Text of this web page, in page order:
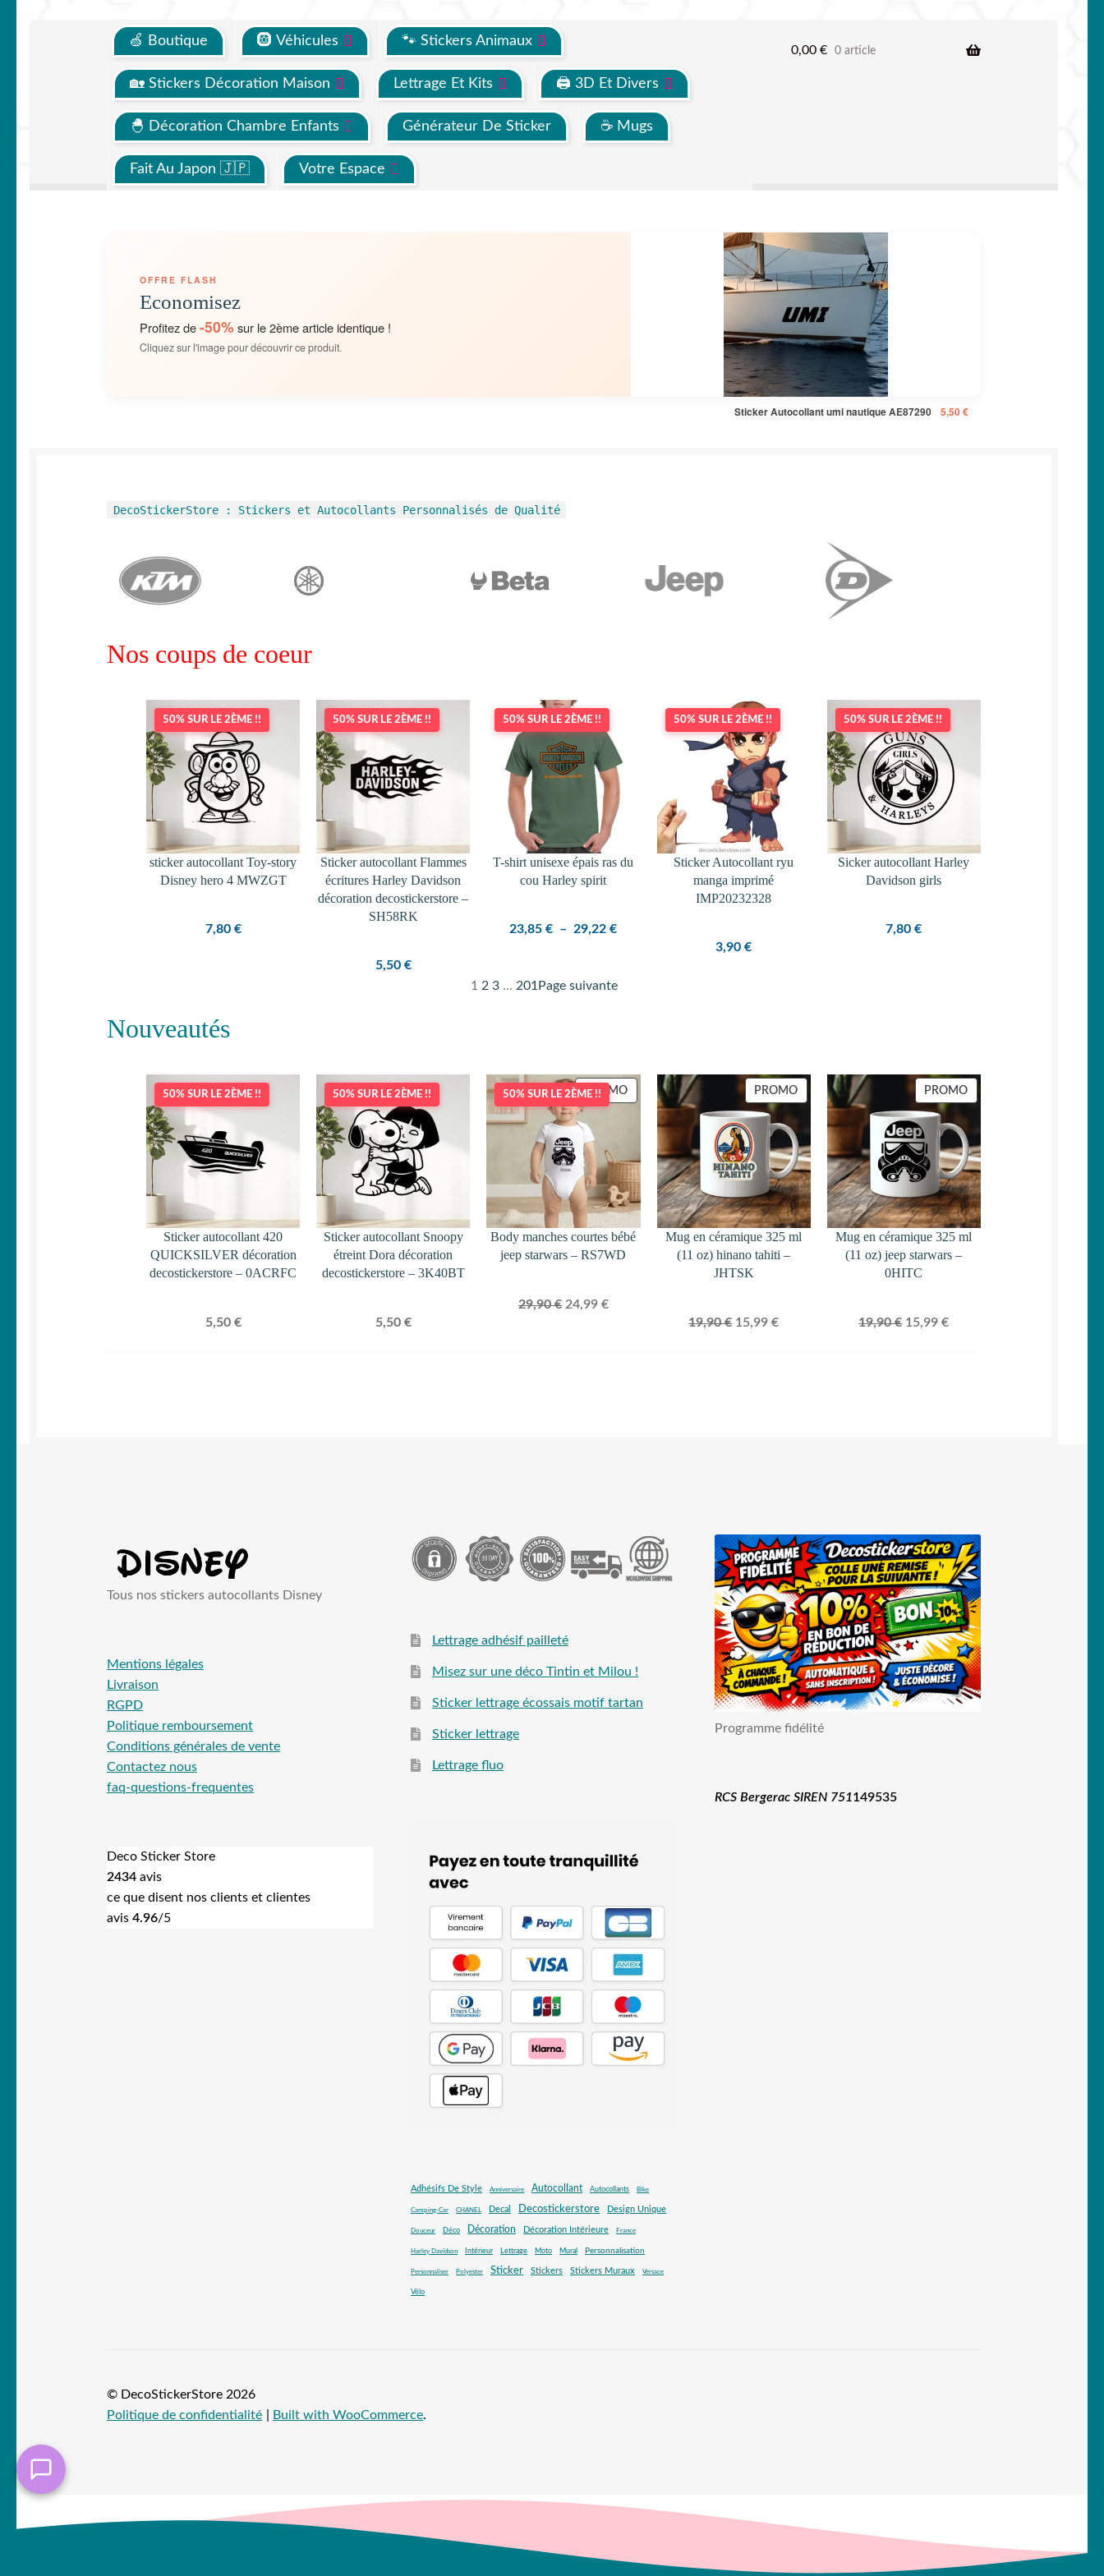
🍏 Boutique 🛞 Véhicules 🐾 Stickers Animaux
🏡 Stickers Décoration Maison Lettrage Et Kits 🖨 3D Et Divers
🐣 Décoration Chambre Enfants Générateur De Sticker ☕ Mugs
Fait Au Japon 🇯🇵 Votre Espace
0,00 € 0 article
OFFRE FLASH
Economisez
Profitez de-50%sur le 2ème article identique !
Cliquez sur l'image pour découvrir ce produit.
Sticker Autocollant umi nautique AE87290 5,50 €
DecoStickerStore : Stickers et Autocollants Personnalisés de Qualité
Nos coups de coeur
50% SUR LE 2ÈME !!
sticker autocollant Toy-story
Disney hero 4 MWZGT
7,80 €
50% SUR LE 2ÈME !!
Sticker autocollant Flammes
écritures Harley Davidson
décoration decostickerstore –
SH58RK
5,50 €
50% SUR LE 2ÈME !!
T-shirt unisexe épais ras du
cou Harley spirit
23,85€ – 29,22€Plage
23,85 €
50% SUR LE 2ÈME !!
Sticker Autocollant ryu
manga imprimé
IMP20232328
3,90€
50% SUR LE 2ÈME !!
Sicker autocollant Harley
Davidson girls
7,80€
1 2 3 … 201Page suivante
Nouveautés
50% SUR LE 2ÈME !!
Sticker autocollant 420
QUICKSILVER décoration
decostickerstore – 0ACRFC
5,50 €
50% SUR LE 2ÈME !!
Sticker autocollant Snoopy
étreint Dora décoration
decostickerstore – 3K40BT
5,50 €
50% SUR LE 2ÈME !!PROMOPRODUIT
PROMOTION
Body manches courtes bébé
jeep starwars – RS7WD
29,90€ Le
24,99 €Le
PROMOPRODUIT
PROMOTION
Mug en céramique 325 ml
(11 oz) hinano tahiti –
JHTSK
19,90€ Le
15,99€Le
PROMOPRODUIT
Mug en céramique 325 ml
(11 oz) jeep starwars –
0HITC
19,90€ Le
15,99€Le
Tous nos stickers autocollants Disney
Mentions légales
Livraison
RGPD
Politique remboursement
Conditions générales de vente
Contactez nous
faq-questions-frequentes
Deco Sticker Store
2434 avis
ce que disent nos clients et clientes
avis4.96/5
Lettrage adhésif pailleté
Misez sur une déco Tintin et Milou !
Sticker lettrage écossais motif tartan
Sticker lettrage
Lettrage fluo
Adhésifs De Style Anniversaire Autocollant Autocollants Bike
Camping-Car CHANEL Decal Decostickerstore Design Unique
Douceur Déco Décoration Décoration Intérieure France
Harley Davidson Intérieur Lettrage Moto Mural Personnalisation
Personnaliser Polyester Sticker Stickers Stickers Muraux Versace
Vélo
Programme fidélité
RCS Bergerac SIREN 751149535
© DecoStickerStore 2026
Politique de confidentialité
Built with WooCommerce.